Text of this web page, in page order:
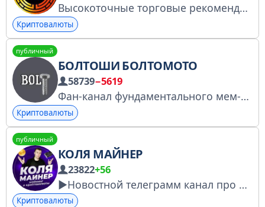
Высокоточные торговые рекомендации от команды профессиональных трейдеров, по криптовалютному рынку. Официальные партнеры биржи Bybit.
Криптовалюты
публичный
БОЛТОШИ БОЛТОМОТО
58739−5619
Фан-канал фундаментального мем-жетона $BOLT в блокчейне TON. Чат: https://t.me/boltoshi/1379 +fire 6000000 bolt
Криптовалюты
публичный
КОЛЯ МАЙНЕР
23822+56
►Новостной телеграмм канал про майнинг и криптовалюты https://t.me/koliamainer ►Автор Youtube канала: https://www.youtube.com/@koliamainer ►Вопросы https://t.me/mainerkolia или mainerkolia001@gmail.com
Криптовалюты